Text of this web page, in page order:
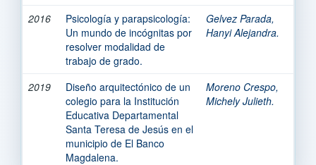
2016
Psicología y parapsicología:
Un mundo de incógnitas por
resolver modalidad de
trabajo de grado.
Gelvez Parada,
Hanyi Alejandra.
2019
Diseño arquitectónico de un
colegio para la Institución
Educativa Departamental
Santa Teresa de Jesús en el
municipio de El Banco
Magdalena.
Moreno Crespo,
Michely Julieth.